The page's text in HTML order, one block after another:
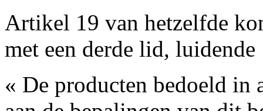
Artikel 19 van hetzelfde
met een derde lid, luidende
« De producten bedoeld in